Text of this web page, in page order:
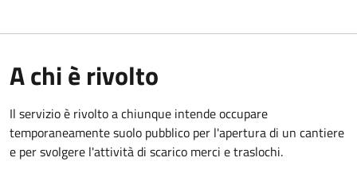
A chi è rivolto
Il servizio è rivolto a chiunque intende occupare
temporaneamente suolo pubblico per l'apertura di un cantiere
e per svolgere l'attività di scarico merci e traslochi.